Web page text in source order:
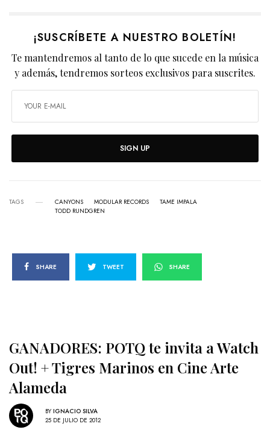
¡SUSCRÍBETE A NUESTRO BOLETÍN!
Te mantendremos al tanto de lo que sucede en la música
y además, tendremos sorteos exclusivos para suscrites.
SIGN UP
TAGS CANYONS MODULAR RECORDS
TAME IMPALA
TODD RUNDGREN
SHARE TWEET SHARE
GANADORES: POTQ te invita a Watch
Out! + Tigres Marinos en Cine Arte
Alameda
BY IGNACIO SILVA
25 DE JULIO DE 2012